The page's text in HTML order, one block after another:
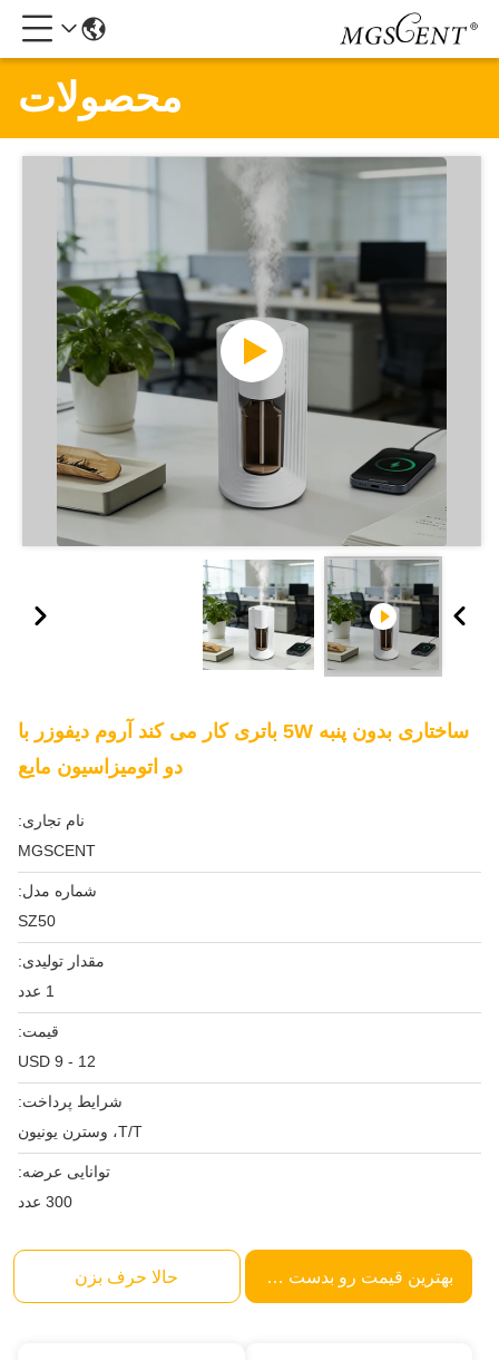
محصولات
ساختاری بدون پنبه 5W باتری کار می کند آروم دیفوزر با
دو اتومیزاسیون مایع
نام تجاری:
MGSCENT
شماره مدل:
SZ50
مقدار تولیدی:
1 عدد
قیمت:
USD 9 - 12
شرایط پرداخت:
T/T، وسترن یونیون
توانایی عرضه:
300 عدد
بهترین قیمت رو بدست بیار حالا حرف بزن